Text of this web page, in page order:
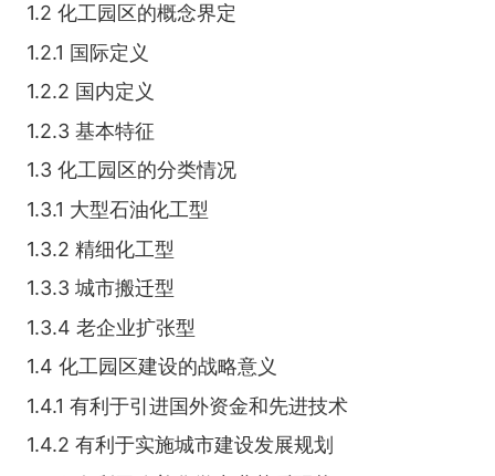
1.2 化工园区的概念界定
1.2.1 国际定义
1.2.2 国内定义
1.2.3 基本特征
1.3 化工园区的分类情况
1.3.1 大型石油化工型
1.3.2 精细化工型
1.3.3 城市搬迁型
1.3.4 老企业扩张型
1.4 化工园区建设的战略意义
1.4.1 有利于引进国外资金和先进技术
1.4.2 有利于实施城市建设发展规划